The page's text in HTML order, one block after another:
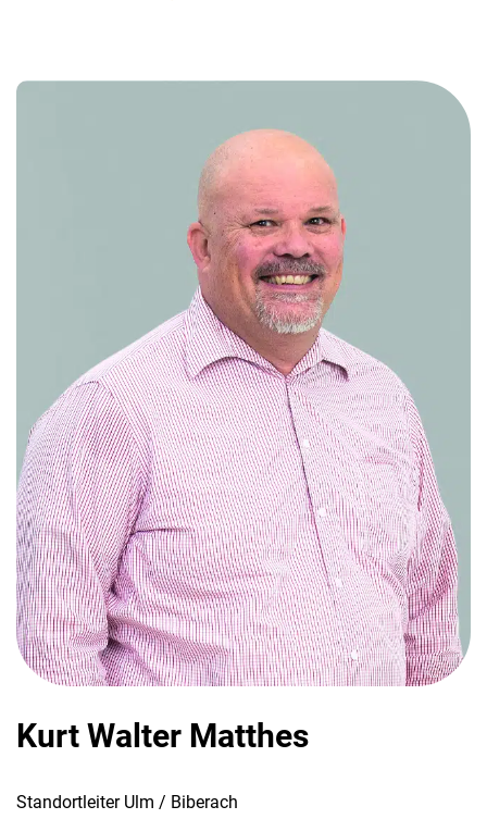
Kurt Walter Matthes
Standortleiter Ulm / Biberach